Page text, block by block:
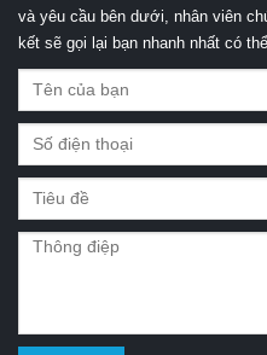
và yêu cầu bên dưới, nhân viên
kết sẽ gọi lại bạn nhanh nhất có thể.